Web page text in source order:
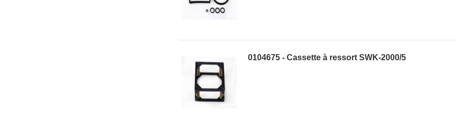
0104675 - Cassette à ressort SWK-2000/5